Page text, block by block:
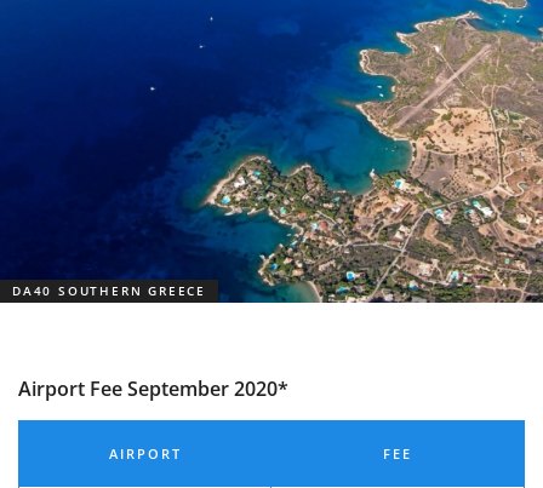
DA40 SOUTHERN GREECE
Airport Fee September 2020*
AIRPORT FEE